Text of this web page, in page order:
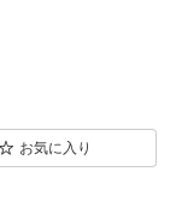
お気に入り